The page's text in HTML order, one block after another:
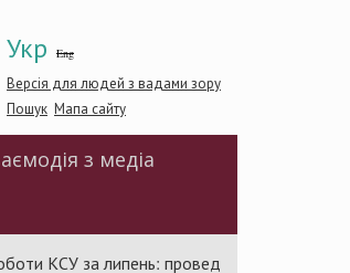
Укр Eng
Версія для людей з вадами зору
Пошук Мапа сайту
з медіа
КСУ за липень: проведено 94 засідання та